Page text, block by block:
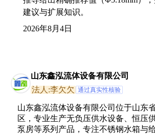
建议与扩展知识。
2026年8月4日
山东鑫泓流体设备有限公司
法人:李欠欠 通过真实性核验
山东鑫泓流体设备有限公司位于山东
区，专业生产无负压供水设备、恒压
泵房等系列产品，专注不锈钢水箱与